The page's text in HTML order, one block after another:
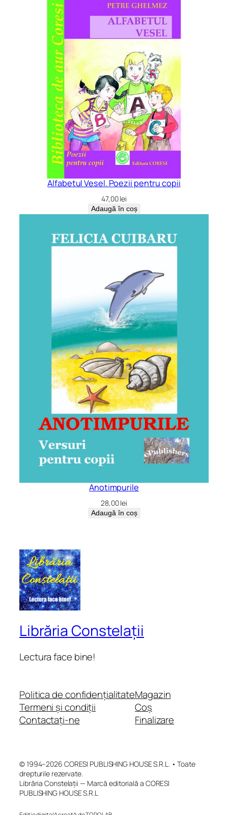
Alfabetul Vesel. Poezii pentru copii
47,00lei
Adaugă în coș
Anotimpurile
28,00lei
Adaugă în coș
Librăria Constelații
Lectura face bine!
Politica de confidențialitate
Termeni și condiții
Contactați-ne
Magazin
Coș
Finalizare
© 1994–2026 CORESI PUBLISHING HOUSE S.R.L. • Toate
drepturile rezervate.
Librăria Constelații — Marcă editorială a CORESI
PUBLISHING HOUSE S.R.L